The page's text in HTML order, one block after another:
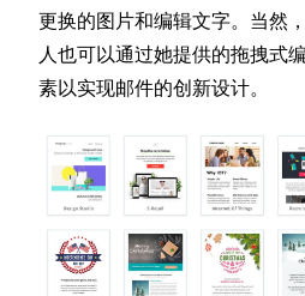
更换的图片和编辑文字。当然
人也可以通过她提供的拖拽式
素以实现邮件的创新设计。